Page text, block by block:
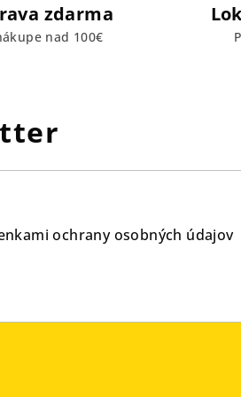
zdarma
nad 100€
ochrany osobných údajov